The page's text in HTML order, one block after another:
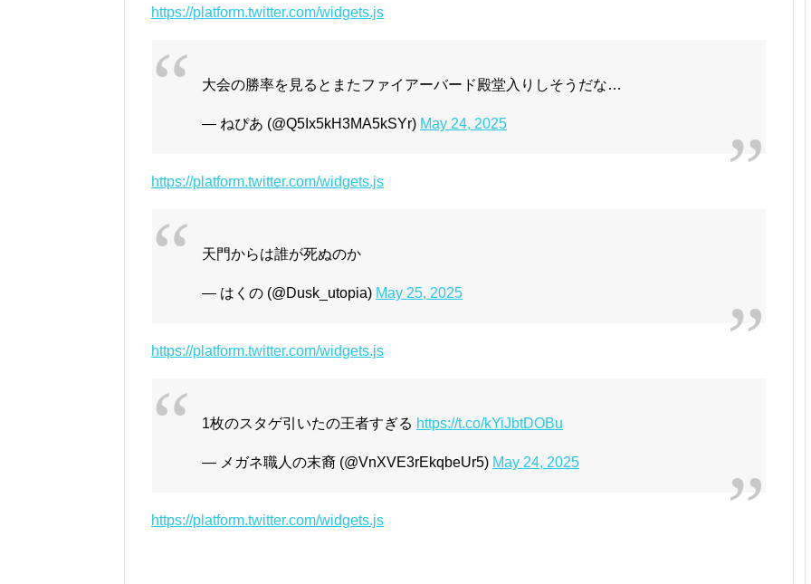
https://platform.twitter.com/widgets.js
大会の勝率を見るとまたファイアーバード殿堂入りしそうだな…
— ねぴあ (@Q5Ix5kH3MA5kSYr) May 24, 2025
https://platform.twitter.com/widgets.js
天門からは誰が死ぬのか
— はくの (@Dusk_utopia) May 25, 2025
https://platform.twitter.com/widgets.js
1枚のスタゲ引いたの王者すぎる https://t.co/kYiJbtDOBu
— メガネ職人の末裔 (@VnXVE3rEkqbeUr5) May 24, 2025
https://platform.twitter.com/widgets.js